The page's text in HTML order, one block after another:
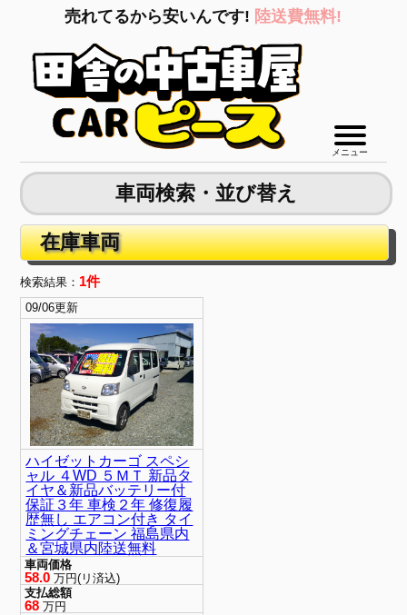
売れてるから安いんです! 陸送費無料!
メニュー
車両検索・並び替え
在庫車両
検索結果： 1件
09/06更新
ハイゼットカーゴ スペシ
ャル ４WD ５ＭＴ 新品タ
イヤ＆新品バッテリー付
保証３年 車検２年 修復履
歴無し エアコン付き タイ
ミングチェーン 福島県内
＆宮城県内陸送無料
車両価格
58.0 万円(リ済込)
支払総額
68 万円